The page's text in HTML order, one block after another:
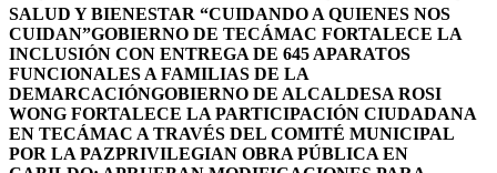
SALUD Y BIENESTAR “CUIDANDO A QUIENES NOS
CUIDAN”GOBIERNO DE TECÁMAC FORTALECE LA
INCLUSIÓN CON ENTREGA DE 645 APARATOS
FUNCIONALES A FAMILIAS DE LA
DEMARCACIÓNGOBIERNO DE ALCALDESA ROSI
WONG FORTALECE LA PARTICIPACIÓN CIUDADANA
EN TECÁMAC A TRAVÉS DEL COMITÉ MUNICIPAL
POR LA PAZPRIVILEGIAN OBRA PÚBLICA EN